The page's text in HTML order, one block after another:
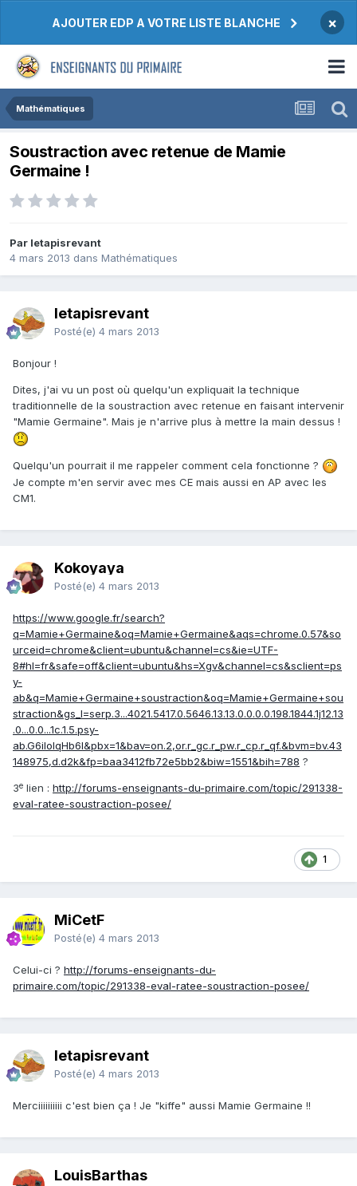
AJOUTER EDP A VOTRE LISTE BLANCHE ×
Mathématiques
Soustraction avec retenue de Mamie
Germaine !
Par letapisrevant
4 mars 2013 dans Mathématiques
letapisrevant
Posté(e) 4 mars 2013
Bonjour !
Dites, j'ai vu un post où quelqu'un expliquait la technique
traditionnelle de la soustraction avec retenue en faisant intervenir
"Mamie Germaine". Mais je n'arrive plus à mettre la main dessus !
Quelqu'un pourrait il me rappeler comment cela fonctionne ?
Je compte m'en servir avec mes CE mais aussi en AP avec les
CM1.
Kokoyaya
Posté(e) 4 mars 2013
https://www.google.fr/search?
q=Mamie+Germaine&oq=Mamie+Germaine&aqs=chrome.0.57&so
urceid=chrome&client=ubuntu&channel=cs&ie=UTF-
8#hl=fr&safe=off&client=ubuntu&hs=Xgv&channel=cs&sclient=ps
y-
ab&q=Mamie+Germaine+soustraction&oq=Mamie+Germaine+sou
straction&gs_l=serp.3...4021.5417.0.5646.13.13.0.0.0.0.198.1844.1j12.13
.0...0.0...1c.1.5.psy-
ab.G6ilolqHb6I&pbx=1&bav=on.2,or.r_gc.r_pw.r_cp.r_qf.&bvm=bv.43
148975,d.d2k&fp=baa3412fb72e5bb2&biw=1551&bih=788 ?
3e lien : http://forums-enseignants-du-primaire.com/topic/291338-
eval-ratee-soustraction-posee/
1
MiCetF
Posté(e) 4 mars 2013
Celui-ci ? http://forums-enseignants-du-
primaire.com/topic/291338-eval-ratee-soustraction-posee/
letapisrevant
Posté(e) 4 mars 2013
Merciiiiiiiiii c'est bien ça ! Je "kiffe" aussi Mamie Germaine !!
LouisBarthas